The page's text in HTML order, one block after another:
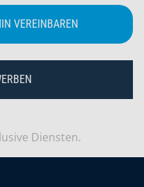
VEREINBAREN
Diensten.